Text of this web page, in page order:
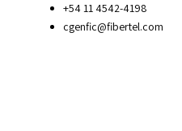
+54 11 4542-4198
cgenfic@fibertel.com